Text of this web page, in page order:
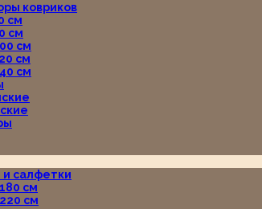
ковриков
см
см
см
см
см
и салфетки
см
см